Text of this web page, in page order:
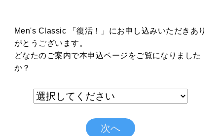
Men's Classic 「復活！」にお申し込みいただきあり
がとうございます。
どなたのご案内で本申込ページをご覧になりました
か？